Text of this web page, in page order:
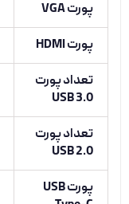
پورت VGA
پورت HDMI
تعداد پورت
USB 3.0
تعداد پورت
USB 2.0
پورت USB